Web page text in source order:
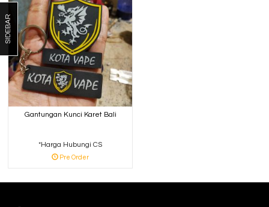
Gantungan Kunci Karet Bali
*Harga Hubungi CS
Pre Order
SIDEBAR